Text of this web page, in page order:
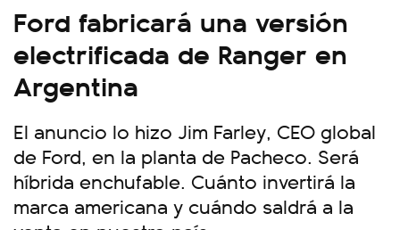
Ford fabricará una versión
electrificada de Ranger en
Argentina
El anuncio lo hizo Jim Farley, CEO global
de Ford, en la planta de Pacheco. Será
híbrida enchufable. Cuánto invertirá la
marca americana y cuándo saldrá a la